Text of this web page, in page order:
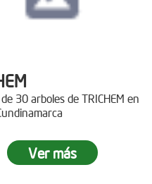
30 arboles de TRICHEM en
Ver más